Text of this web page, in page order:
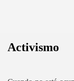
Activismo